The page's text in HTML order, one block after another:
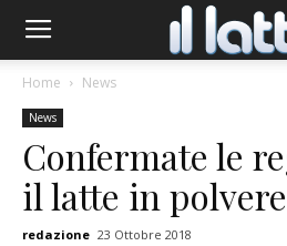
Home News
News
Confermate le
il latte in polvere
redazione 23 Ottobre 2018